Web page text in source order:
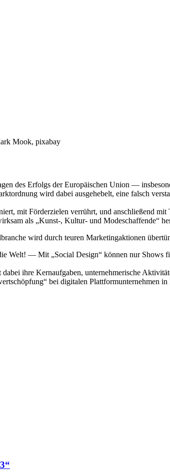
Mook, pixabay
des Erfolgs der Europäischen Union —
wird dabei ausgehebelt, eine falsch
mit Förderzielen verrührt, und anschließend
als „Kunst-, Kultur- und Modeschaffende“
wird durch teuren Marketingaktionen
Welt! — Mit „Social Design“ können nur
ihre Kernaufgaben, unternehmerische
bei digitalen Plattformunternehmen